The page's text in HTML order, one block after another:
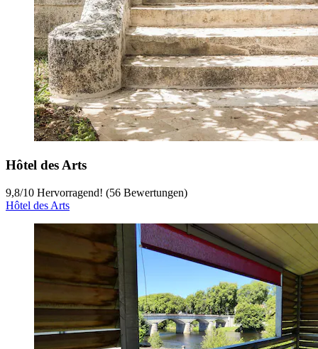
Hôtel des Arts
9,8/10 Hervorragend! (56 Bewertungen)
Hôtel des Arts